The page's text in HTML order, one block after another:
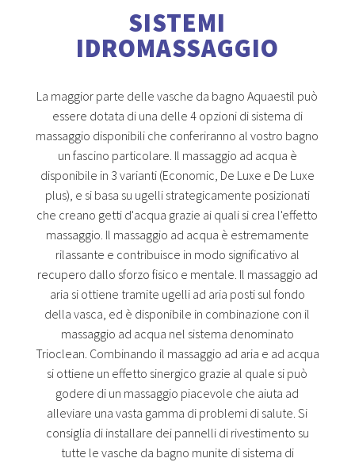
SISTEMI
IDROMASSAGGIO
La maggior parte delle vasche da bagno Aquaestil può
essere dotata di una delle 4 opzioni di sistema di
massaggio disponibili che conferiranno al vostro bagno
un fascino particolare. Il massaggio ad acqua è
disponibile in 3 varianti (Economic, De Luxe e De Luxe
plus), e si basa su ugelli strategicamente posizionati
che creano getti d'acqua grazie ai quali si crea l'effetto
massaggio. Il massaggio ad acqua è estremamente
rilassante e contribuisce in modo significativo al
recupero dallo sforzo fisico e mentale. Il massaggio ad
aria si ottiene tramite ugelli ad aria posti sul fondo
della vasca, ed è disponibile in combinazione con il
massaggio ad acqua nel sistema denominato
Trioclean. Combinando il massaggio ad aria e ad acqua
si ottiene un effetto sinergico grazie al quale si può
godere di un massaggio piacevole che aiuta ad
alleviare una vasta gamma di problemi di salute. Si
consiglia di installare dei pannelli di rivestimento su
tutte le vasche da bagno munite di sistema di